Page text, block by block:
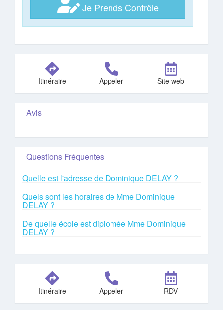
Je Prends Contrôle
Itinéraire Appeler Site web
Avis
Questions Fréquentes
Quelle est l'adresse de Dominique DELAY ?
Quels sont les horaires de Mme Dominique
DELAY ?
De quelle école est diplomée Mme Dominique
DELAY ?
Itinéraire Appeler RDV